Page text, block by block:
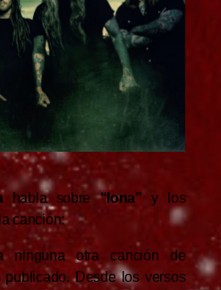
habla sobre“Iona” y los
canción:
ninguna otra canción de
publicado. Desde los versos